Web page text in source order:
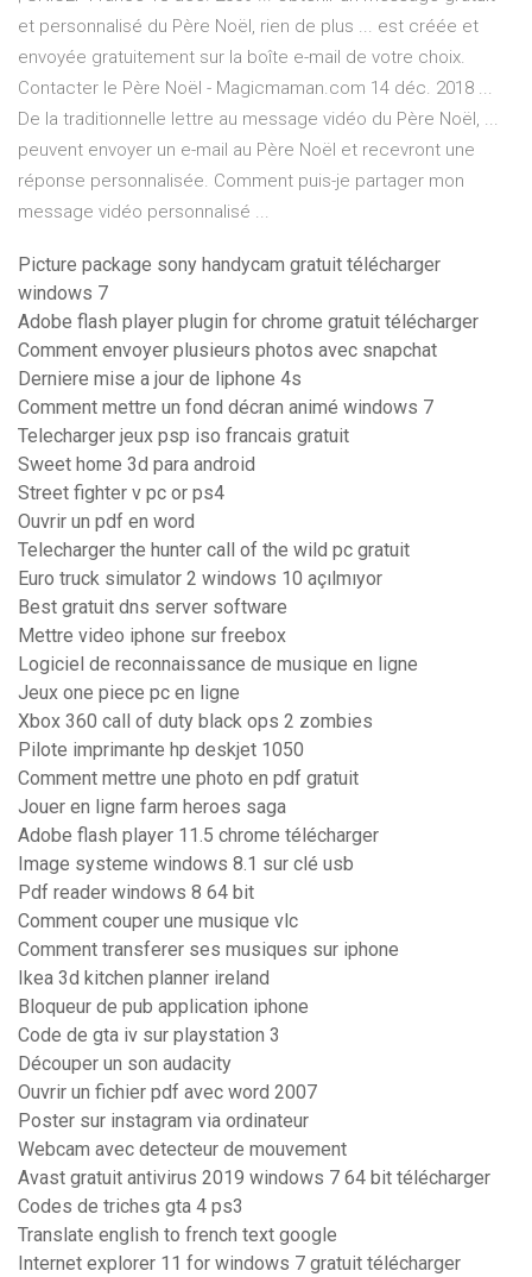
et personnalisé du Père Noël, rien de plus ... est créée et
envoyée gratuitement sur la boîte e-mail de votre choix.
Contacter le Père Noël - Magicmaman.com 14 déc. 2018 ...
De la traditionnelle lettre au message vidéo du Père Noël, ...
peuvent envoyer un e-mail au Père Noël et recevront une
réponse personnalisée. Comment puis-je partager mon
message vidéo personnalisé ...
Picture package sony handycam gratuit télécharger
windows 7
Adobe flash player plugin for chrome gratuit télécharger
Comment envoyer plusieurs photos avec snapchat
Derniere mise a jour de liphone 4s
Comment mettre un fond décran animé windows 7
Telecharger jeux psp iso francais gratuit
Sweet home 3d para android
Street fighter v pc or ps4
Ouvrir un pdf en word
Telecharger the hunter call of the wild pc gratuit
Euro truck simulator 2 windows 10 açılmıyor
Best gratuit dns server software
Mettre video iphone sur freebox
Logiciel de reconnaissance de musique en ligne
Jeux one piece pc en ligne
Xbox 360 call of duty black ops 2 zombies
Pilote imprimante hp deskjet 1050
Comment mettre une photo en pdf gratuit
Jouer en ligne farm heroes saga
Adobe flash player 11.5 chrome télécharger
Image systeme windows 8.1 sur clé usb
Pdf reader windows 8 64 bit
Comment couper une musique vlc
Comment transferer ses musiques sur iphone
Ikea 3d kitchen planner ireland
Bloqueur de pub application iphone
Code de gta iv sur playstation 3
Découper un son audacity
Ouvrir un fichier pdf avec word 2007
Poster sur instagram via ordinateur
Webcam avec detecteur de mouvement
Avast gratuit antivirus 2019 windows 7 64 bit télécharger
Codes de triches gta 4 ps3
Translate english to french text google
Internet explorer 11 for windows 7 gratuit télécharger